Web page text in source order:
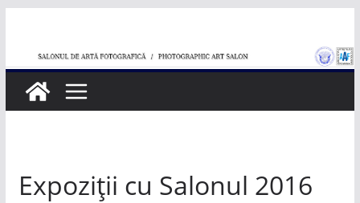
content
Expoziții cu Salonul 2016